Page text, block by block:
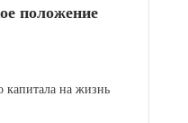
положение
капитала на жизнь